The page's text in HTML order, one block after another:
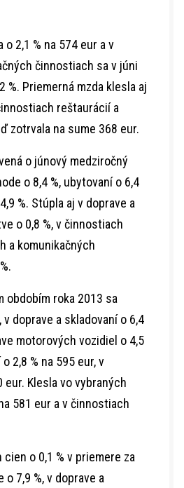
2,1 % na 574 eur a v
činnostiach sa v júni
%. Priemerná mzda klesla aj
reštaurácií a
zotrvala na sume 368 eur.
o júnový medziročný
o 8,4 %, ubytovaní o 6,4
%. Stúpla aj v doprave a
o 0,8 %, v činnostiach
a komunikačných
obdobím roka 2013 sa
doprave a skladovaní o 6,4
motorových vozidiel o 4,5
2,8 % na 595 eur, v
Klesla vo vybraných
581 eur a v činnostiach
o 0,1 % v priemere za
7,9 %, v doprave a